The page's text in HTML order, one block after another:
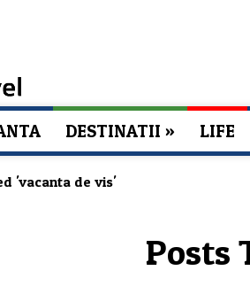
DESTINATII » LIFE
'vacanta de vis'
Posts